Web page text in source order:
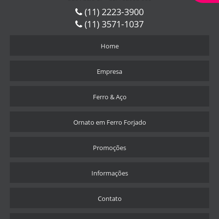
PERFIL DE CHAPA DOBRADA(11) 2223-3900
(11) 3571-1037
Home
Empresa
Ferro & Aço
Ornato em Ferro Forjado
Promoções
Informações
Contato